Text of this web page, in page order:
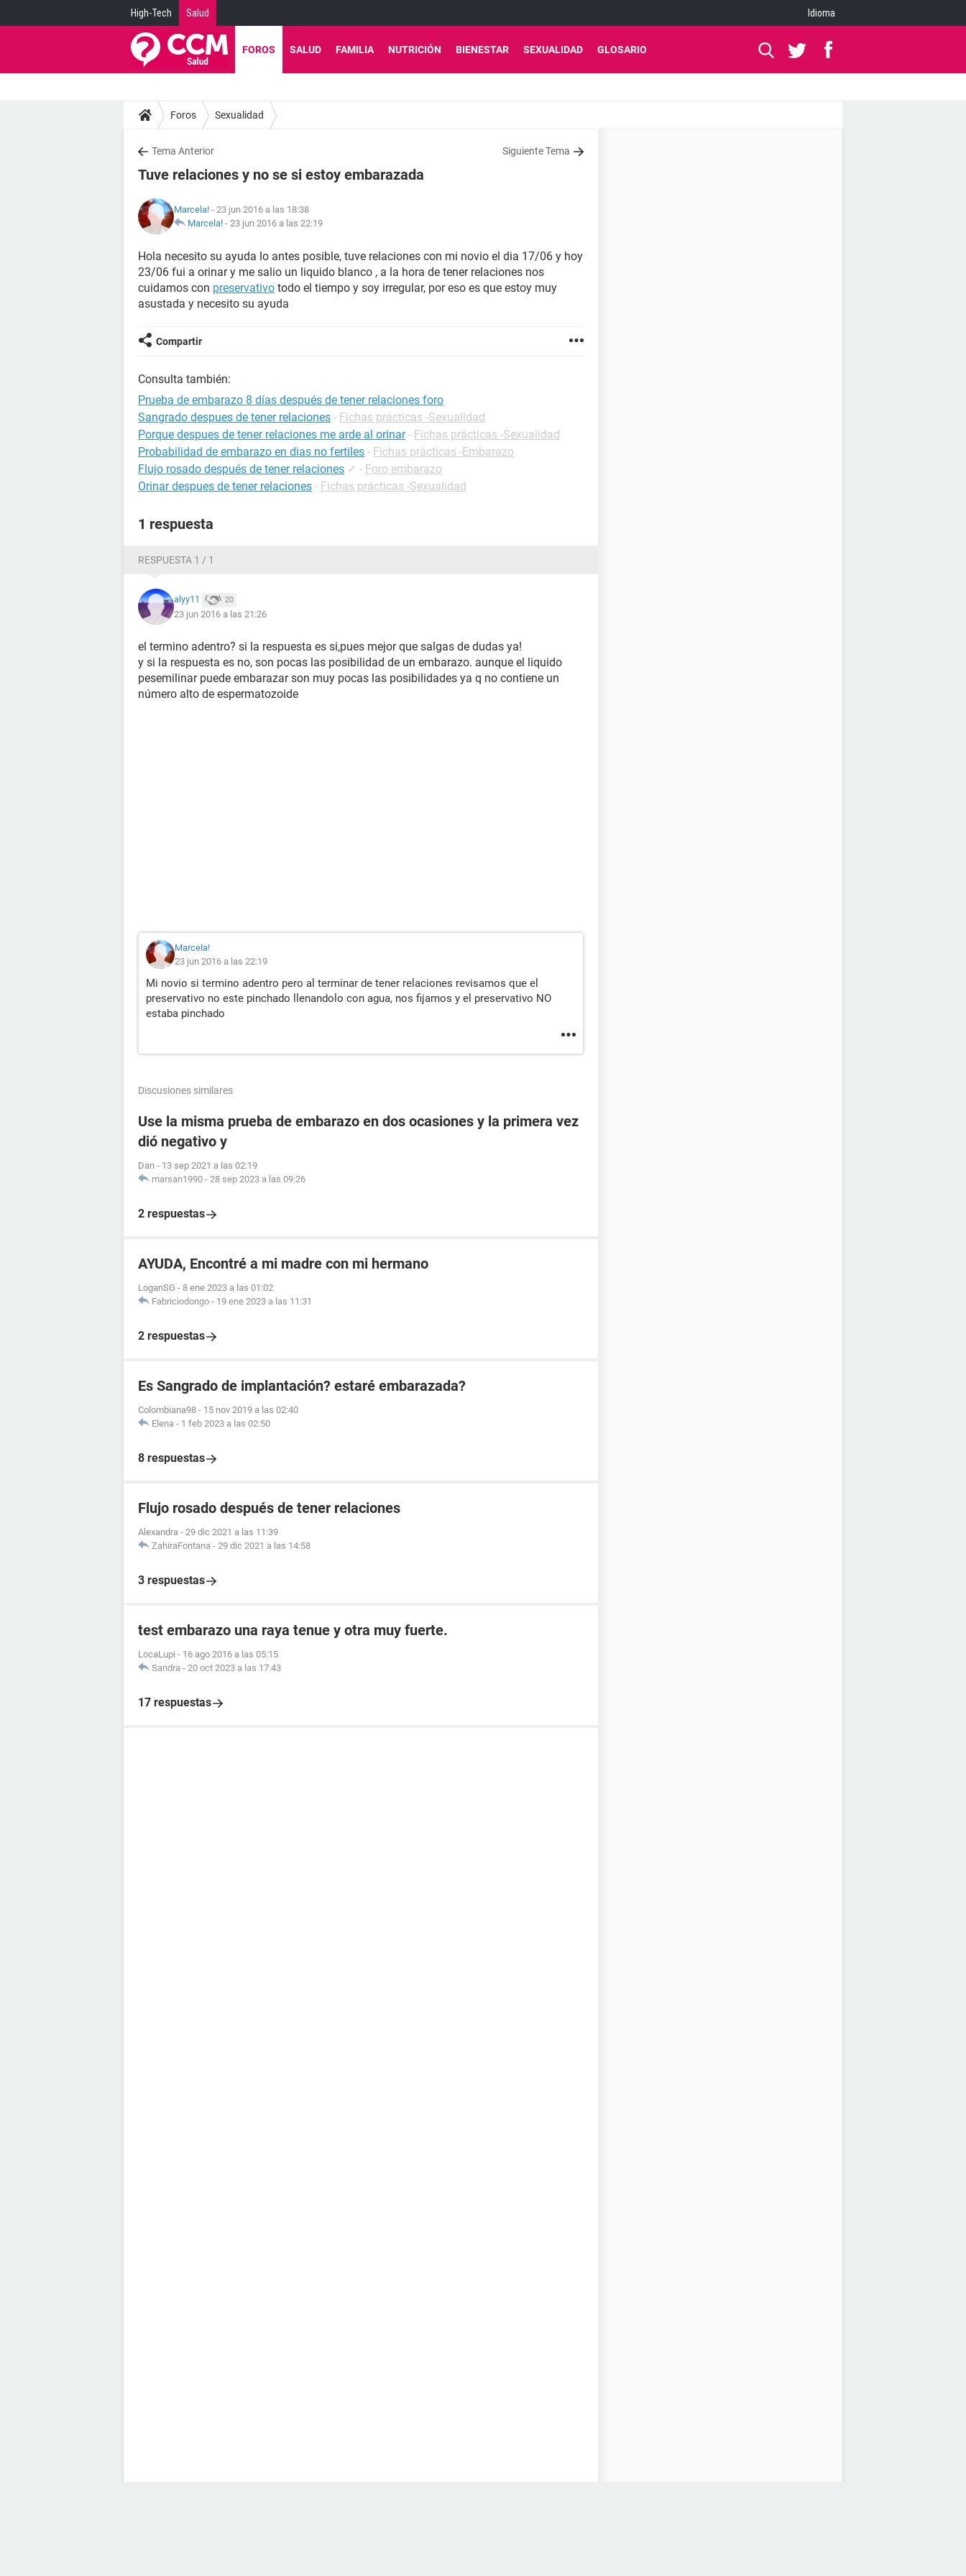
High-Tech Salud Idioma
FOROS SALUD FAMILIA NUTRICIÓN BIENESTAR SEXUALIDAD GLOSARIO
Foros Sexualidad
Tema Anterior Siguiente Tema
Tuve relaciones y no se si estoy embarazada
Marcela! - 23 jun 2016 a las 18:38
Marcela! - 23 jun 2016 a las 22:19
Hola necesito su ayuda lo antes posible, tuve relaciones con mi novio el dia 17/06 y hoy
23/06 fui a orinar y me salio un liquido blanco , a la hora de tener relaciones nos
cuidamos con preservativo todo el tiempo y soy irregular, por eso es que estoy muy
asustada y necesito su ayuda
Compartir
Consulta también:
Prueba de embarazo 8 días después de tener relaciones foro
Sangrado despues de tener relaciones - Fichas prácticas -Sexualidad
Porque despues de tener relaciones me arde al orinar - Fichas prácticas -Sexualidad
Probabilidad de embarazo en dias no fertiles - Fichas prácticas -Embarazo
Flujo rosado después de tener relaciones ✓ - Foro embarazo
Orinar despues de tener relaciones - Fichas prácticas -Sexualidad
1 respuesta
RESPUESTA 1 / 1
alyy11 20
23 jun 2016 a las 21:26
el termino adentro? si la respuesta es si,pues mejor que salgas de dudas ya!
y si la respuesta es no, son pocas las posibilidad de un embarazo. aunque el liquido
pesemilinar puede embarazar son muy pocas las posibilidades ya q no contiene un
número alto de espermatozoide
Marcela!
23 jun 2016 a las 22:19
Mi novio si termino adentro pero al terminar de tener relaciones revisamos que el
preservativo no este pinchado llenandolo con agua, nos fijamos y el preservativo NO
estaba pinchado
Discusiones similares
Use la misma prueba de embarazo en dos ocasiones y la primera vez
dió negativo y
Dan - 13 sep 2021 a las 02:19
marsan1990 - 28 sep 2023 a las 09:26
2 respuestas
AYUDA, Encontré a mi madre con mi hermano
LoganSG - 8 ene 2023 a las 01:02
Fabriciodongo - 19 ene 2023 a las 11:31
2 respuestas
Es Sangrado de implantación? estaré embarazada?
Colombiana98 - 15 nov 2019 a las 02:40
Elena - 1 feb 2023 a las 02:50
8 respuestas
Flujo rosado después de tener relaciones
Alexandra - 29 dic 2021 a las 11:39
ZahiraFontana - 29 dic 2021 a las 14:58
3 respuestas
test embarazo una raya tenue y otra muy fuerte.
LocaLupi - 16 ago 2016 a las 05:15
Sandra - 20 oct 2023 a las 17:43
17 respuestas